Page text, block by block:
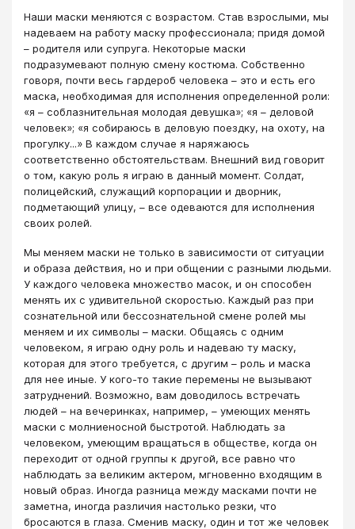
Наши маски меняются с возрастом. Став взрослыми, мы
надеваем на работу маску профессионала; придя домой
– родителя или супруга. Некоторые маски
подразумевают полную смену костюма. Собственно
говоря, почти весь гардероб человека – это и есть его
маска, необходимая для исполнения определенной роли:
«я – соблазнительная молодая девушка»; «я – деловой
человек»; «я собираюсь в деловую поездку, на охоту, на
прогулку...» В каждом случае я наряжаюсь
соответственно обстоятельствам. Внешний вид говорит
о том, какую роль я играю в данный момент. Солдат,
полицейский, служащий корпорации и дворник,
подметающий улицу, – все одеваются для исполнения
своих ролей.
Мы меняем маски не только в зависимости от ситуации
и образа действия, но и при общении с разными людьми.
У каждого человека множество масок, и он способен
менять их с удивительной скоростью. Каждый раз при
сознательной или бессознательной смене ролей мы
меняем и их символы – маски. Общаясь с одним
человеком, я играю одну роль и надеваю ту маску,
которая для этого требуется, с другим – роль и маска
для нее иные. У кого-то такие перемены не вызывают
затруднений. Возможно, вам доводилось встречать
людей – на вечеринках, например, – умеющих менять
маски с молниеносной быстротой. Наблюдать за
человеком, умеющим вращаться в обществе, когда он
переходит от одной группы к другой, все равно что
наблюдать за великим актером, мгновенно входящим в
новый образ. Иногда разница между масками почти не
заметна, иногда различия настолько резки, что
бросаются в глаза. Сменив маску, один и тот же человек